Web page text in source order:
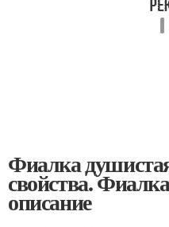
Фиалка
свойства.
описание